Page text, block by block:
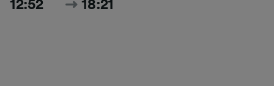
12:52 18:21